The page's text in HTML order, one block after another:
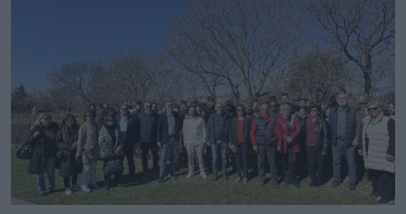
οδηγών. Με τη συντονισμένη […]